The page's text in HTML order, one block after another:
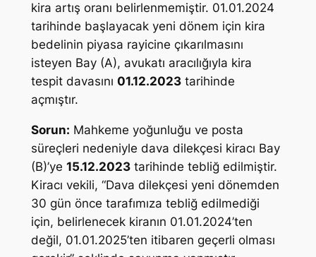
kira artış oranı belirlenmemiştir. 01.01.2024
tarihinde başlayacak yeni dönem için kira
bedelinin piyasa rayicine çıkarılmasını
isteyen Bay (A), avukatı aracılığıyla kira
tespit davasını 01.12.2023tarihinde
açmıştır.
Sorun: Mahkeme yoğunluğu ve posta
süreçleri nedeniyle dava dilekçesi kiracı Bay
(B)’ye 15.12.2023tarihinde tebliğ edilmiştir.
Kiracı vekili, “Dava dilekçesi yeni dönemden
30 gün önce tarafımıza tebliğ edilmediği
için, belirlenecek kiranın 01.01.2024’ten
değil, 01.01.2025’ten itibaren geçerli olması